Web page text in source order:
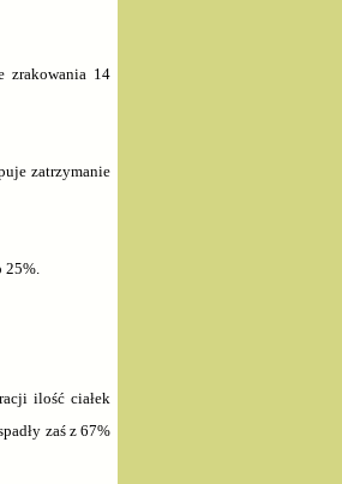
zrakowania 14
zatrzymanie
ilość ciałek
zaś z 67%